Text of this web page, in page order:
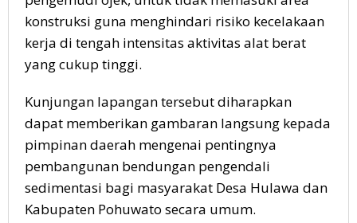
konstruksi guna menghindari risiko kecelakaan
kerja di tengah intensitas aktivitas alat berat
yang cukup tinggi.
Kunjungan lapangan tersebut diharapkan
dapat memberikan gambaran langsung kepada
pimpinan daerah mengenai pentingnya
pembangunan bendungan pengendali
sedimentasi bagi masyarakat Desa Hulawa dan
Kabupaten Pohuwato secara umum.